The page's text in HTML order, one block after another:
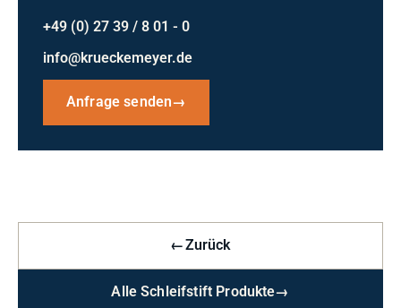
+49 (0) 27 39 / 8 01 - 0
info@krueckemeyer.de
Anfrage senden→
←Zurück
Alle Schleifstift Produkte→